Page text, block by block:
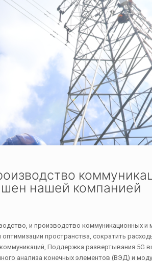
нашей компанией
и производство коммуникационных
оптимизации пространства, сократить
Поддержка развертывания 5G
анализа конечных элементов (ВЭД) и